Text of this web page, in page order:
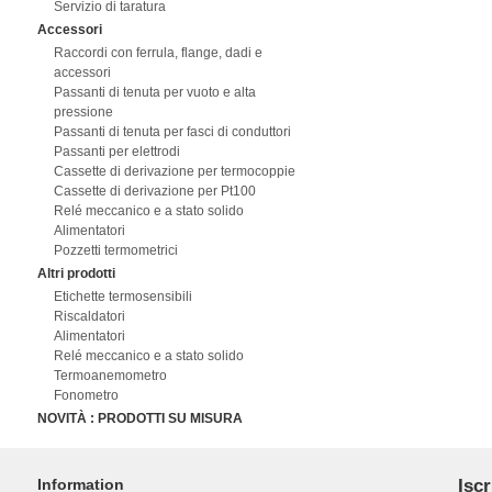
Servizio di taratura
Accessori
Raccordi con ferrula, flange, dadi e
accessori
Passanti di tenuta per vuoto e alta
pressione
Passanti di tenuta per fasci di conduttori
Passanti per elettrodi
Cassette di derivazione per termocoppie
Cassette di derivazione per Pt100
Relé meccanico e a stato solido
Alimentatori
Pozzetti termometrici
Altri prodotti
Etichette termosensibili
Riscaldatori
Alimentatori
Relé meccanico e a stato solido
Termoanemometro
Fonometro
NOVITÀ : PRODOTTI SU MISURA
Information